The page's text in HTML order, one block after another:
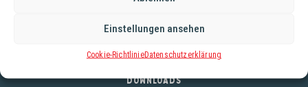
Einstellungen ansehen
Cookie-RichtlinieDatenschutzerklärung
Service
REGISTRIERUNG
DOWNLOADS